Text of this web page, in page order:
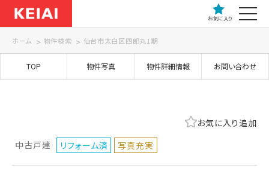
お気に入り
ホーム 物件検索 仙台市太白区四郎丸1期
TOP 物件写真 物件詳細情報 お問い合わせ
中古戸建 リフォーム済 写真充実
お気に入り追加